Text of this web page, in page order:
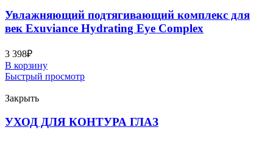
Увлажняющий подтягивающий комплекс для
век Exuviance Hydrating Eye Complex
3 398₽
В корзину
Быстрый просмотр
Закрыть
УХОД ДЛЯ КОНТУРА ГЛАЗ